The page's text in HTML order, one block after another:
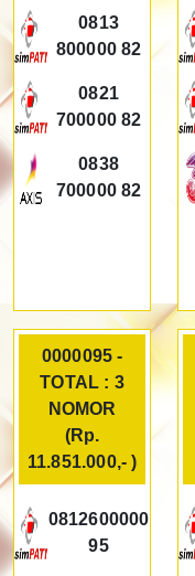
0813
800000 82
0821
700000 82
0838
700000 82
0000095 -
TOTAL : 3
NOMOR
(Rp.
11.851.000,- )
0812600000
95